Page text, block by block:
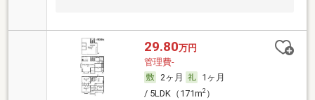
29.80万円
管理費-
2ヶ月
1ヶ月
/ 5LDK（171m2）